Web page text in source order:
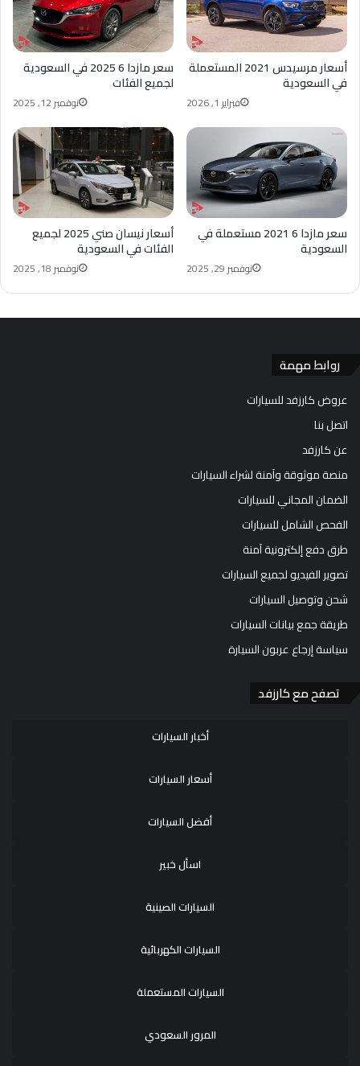
سعر مازدا 6 2025 في السعودية
لجميع الفئات
نوفمبر 12, 2025
أسعار مرسيدس 2021 المستعملة
في السعودية
فبراير 1, 2026
أسعار نيسان صني 2025 لجميع
الفئات في السعودية
نوفمبر 18, 2025
سعر مازدا 6 2021 مستعملة في
السعودية
نوفمبر 29, 2025
روابط مهمة
عروض كارزفد للسيارات
اتصل بنا
عن كارزفد
منصة موثوقة وآمنة لشراء السيارات
الضمان المجاني للسيارات
الفحص الشامل للسيارات
طرق دفع إلكترونية آمنة
تصوير الفيديو لجميع السيارات
شحن وتوصيل السيارات
طريقة جمع بيانات السيارات
سياسة إرجاع عربون السيارة
تصفح مع كارزفد
أخبار السيارات
أسعار السيارات
أفضل السيارات
اسأل خبير
السيارات الصينية
السيارات الكهربائية
السيارات المستعملة
المرور السعودي